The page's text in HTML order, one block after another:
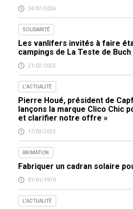
24/07/2026
SOLIDARITÉ
Les vanlifers invités à faire
campings de La Teste de Buch
21/02/2023
L'ACTUALITÉ
Pierre Houé, président de
lançons la marque Clico Chic
et clarifier notre offre »
17/03/2023
ANIMATION
Fabriquer un cadran solaire
01/01/1970
L'ACTUALITÉ